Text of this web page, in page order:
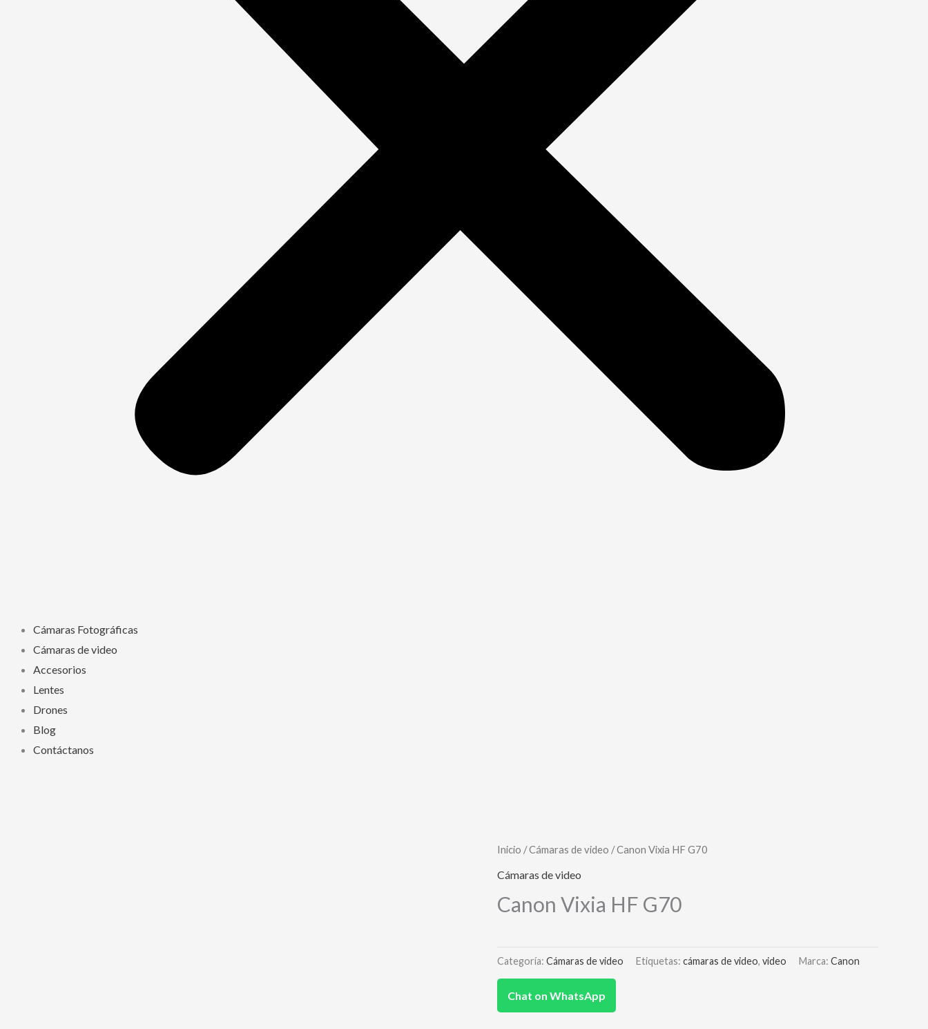
Cámaras Fotográficas
Cámaras de video
Accesorios
Lentes
Drones
Blog
Contáctanos
Inicio /Cámaras de video / Canon Vixia HF G70
Cámaras de video
Canon Vixia HF G70
Categoría: Cámaras de video Etiquetas: cámaras de video, video Marca: Canon
Chat on WhatsApp